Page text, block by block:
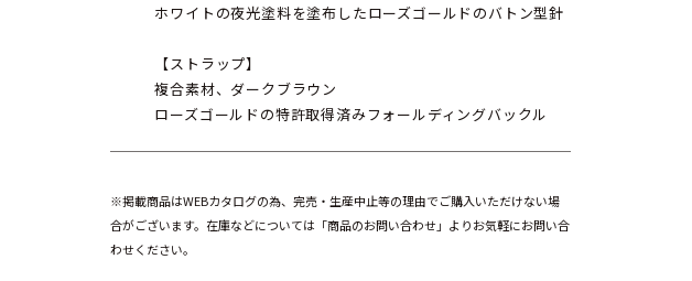
ホワイトの夜光塗料を塗布したローズゴールドのバトン型針
【ストラップ】
複合素材、ダークブラウン
ローズゴールドの特許取得済みフォールディングバックル
※掲載商品はWEBカタログの為、完売・生産中止等の理由でご購入いただけない場
合がございます。在庫などについては「商品のお問い合わせ」よりお気軽にお問い合
わせください。